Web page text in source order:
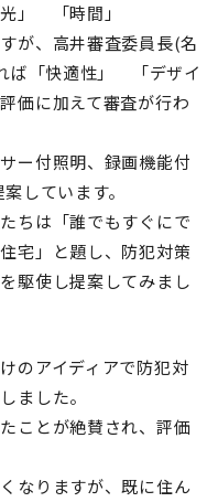
光」 「時間」
が、高井審査委員長(名
ば「快適性」 「デザイ
に加えて審査が行わ
ー付照明、録画機能付
しています。
ちは「誰でもすぐにで
宅」と題し、防犯対策
駆使し提案してみまし
のアイディアで防犯対
ました。
ことが絶賛され、評価
なりますが、既に住ん